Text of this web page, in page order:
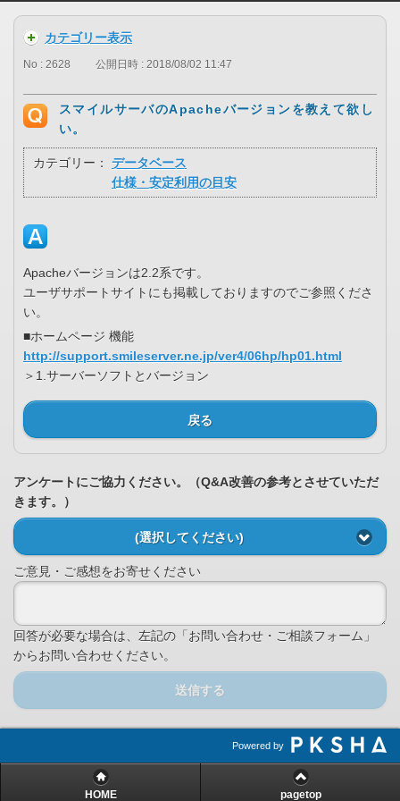
カテゴリー表示
No : 2628 公開日時 : 2018/08/02 11:47
スマイルサーバのApacheバージョンを教えて欲し
い。
カテゴリー：
データベース
仕様・安定利用の目安
Apacheバージョンは2.2系です。
ユーザサポートサイトにも掲載しておりますのでご参照くださ
い。
■ホームページ 機能
http://support.smileserver.ne.jp/ver4/06hp/hp01.html
＞1.サーバーソフトとバージョン
戻る
アンケートにご協力ください。（Q&A改善の参考とさせていただ
きます。）
(選択してください)
ご意見・ご感想をお寄せください
回答が必要な場合は、左記の「お問い合わせ・ご相談フォーム」
からお問い合わせください。
送信する
Powered by
HOME pagetop